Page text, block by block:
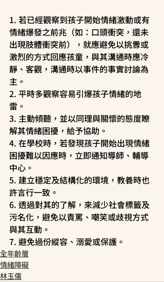
1. 若已經觀察到孩子開始情緒激動或有
情緒爆發之前兆（如：口頭衝突，還未
出現肢體衝突前），就應避免以挑釁或
激烈的方式回應孩童，與其溝通時應冷
靜、客觀，溝通時以事件的事實討論為
主。
2. 平時多觀察容易引爆孩子情緒的地
雷。
3. 主動傾聽，並以同理與關懷的態度瞭
解其情緒困擾，給予協助。
4. 在學校時，若發現孩子開始出現情緒
困擾難以因應時，立即通知導師、輔導
中心。
5. 建立穩定及結構化的環境，教養時也
許言行一致。
6. 透過對其的了解，來減少社會標籤及
污名化，避免以責罵、嘲笑或歧視方式
與其互動。
7. 避免過份縱容、溺愛或保護。
全年齡層
情緒障礙
林玉儒